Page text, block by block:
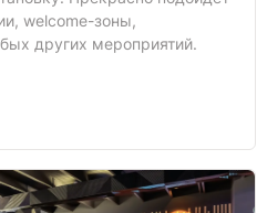
welcome-зоны,
других мероприятий.